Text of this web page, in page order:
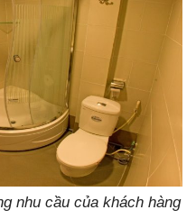
nhu cầu của khách hàng